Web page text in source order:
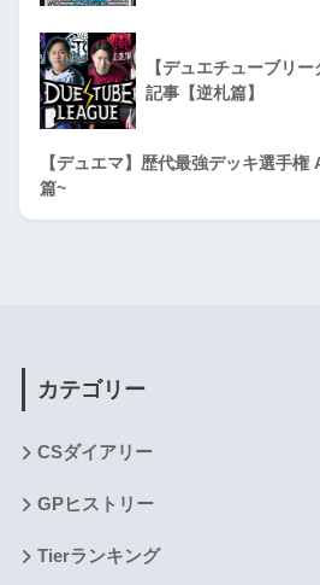
【デュエチューブリ
記事【逆札篇】
【デュエマ】歴代最強デッキ選手
篇~
カテゴリー
CSダイアリー
GPヒストリー
Tierランキング